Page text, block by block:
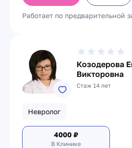
Работает по предварительной
Козодерова
Викторовна
Стаж 14 лет
Невролог
4000 ₽
В Клинике